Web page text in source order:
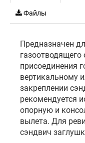
Файлы
Предназначен
газоотводящего
присоединения
вертикальному
закреплении
рекомендуется
опорную и
вылета. Для
сэндвич